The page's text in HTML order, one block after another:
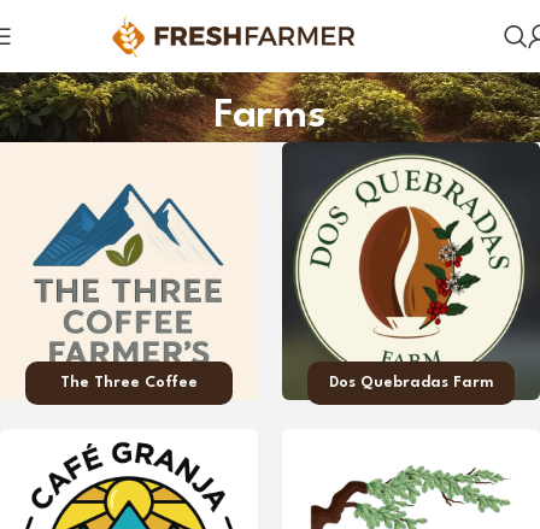
Farms
The Three Coffee Dos Quebradas Farm